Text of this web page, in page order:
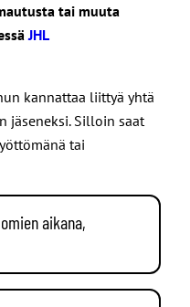
tai muuta
JHL
kannattaa liittyä yhtä
jäseneksi. Silloin saat
tai
aikana,
on ehto,